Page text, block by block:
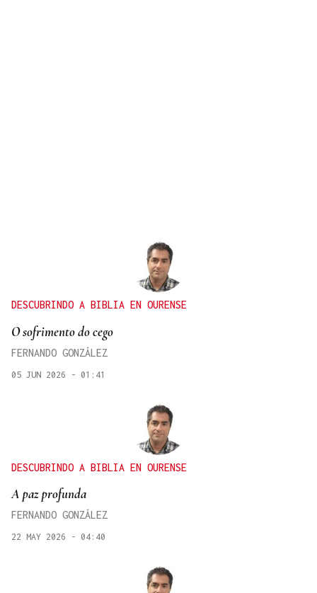
DESCUBRINDO A BIBLIA EN OURENSE
O sofrimento do cego
FERNANDO GONZÁLEZ
05 JUN 2026 - 01:41
DESCUBRINDO A BIBLIA EN OURENSE
A paz profunda
FERNANDO GONZÁLEZ
22 MAY 2026 - 04:40